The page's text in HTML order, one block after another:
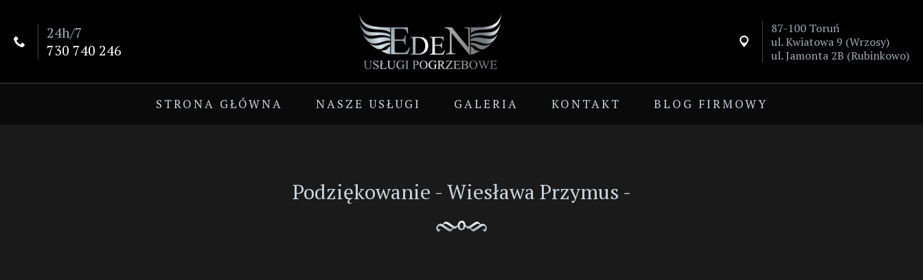

24h/7
730 740 246

87-100 Toruń
ul. Kwiatowa 9 (Wrzosy)
ul. Jamonta 2B (Rubinkowo)
STRONA GŁÓWNA NASZE USŁUGI GALERIA KONTAKT BLOG FIRMOWY
Podziękowanie - Wiesława Przymus -